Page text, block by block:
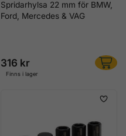
Spridarhylsa 22 mm för BMW,
Ford, Mercedes & VAG
316 kr
Finns i lager